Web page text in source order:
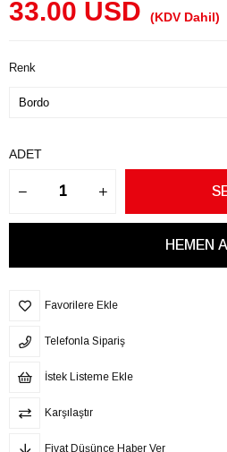
33.00 USD (KDV Dahil)
Renk
ADET
Favorilere Ekle
Telefonla Sipariş
İstek Listeme Ekle
Karşılaştır
Fiyat Düşünce Haber Ver